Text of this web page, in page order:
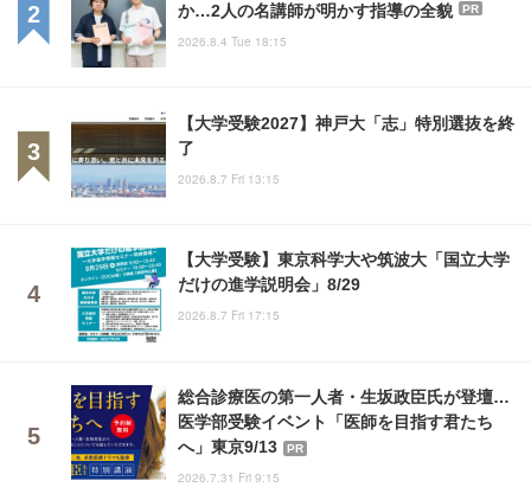
か…2人の名講師が明かす指導の全貌
PR
2026.8.4 Tue 18:15
【大学受験2027】神戸大「志」特別選抜を終
了
2026.8.7 Fri 13:15
【大学受験】東京科学大や筑波大「国立大学
だけの進学説明会」8/29
2026.8.7 Fri 17:15
総合診療医の第一人者・生坂政臣氏が登壇…
医学部受験イベント「医師を目指す君たち
へ」東京9/13
PR
2026.7.31 Fri 9:15